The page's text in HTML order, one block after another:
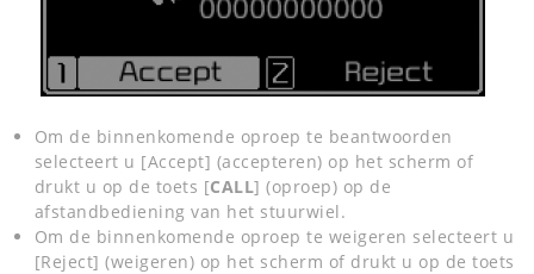
Om de binnenkomende oproep te beantwoorden
selecteert u [Accept] (accepteren) op het scherm of
drukt u op de toets [CALL] (oproep) op de
afstandbediening van het stuurwiel.
Om de binnenkomende oproep te weigeren selecteert u
[Reject] (weigeren) op het scherm of drukt u op de toets